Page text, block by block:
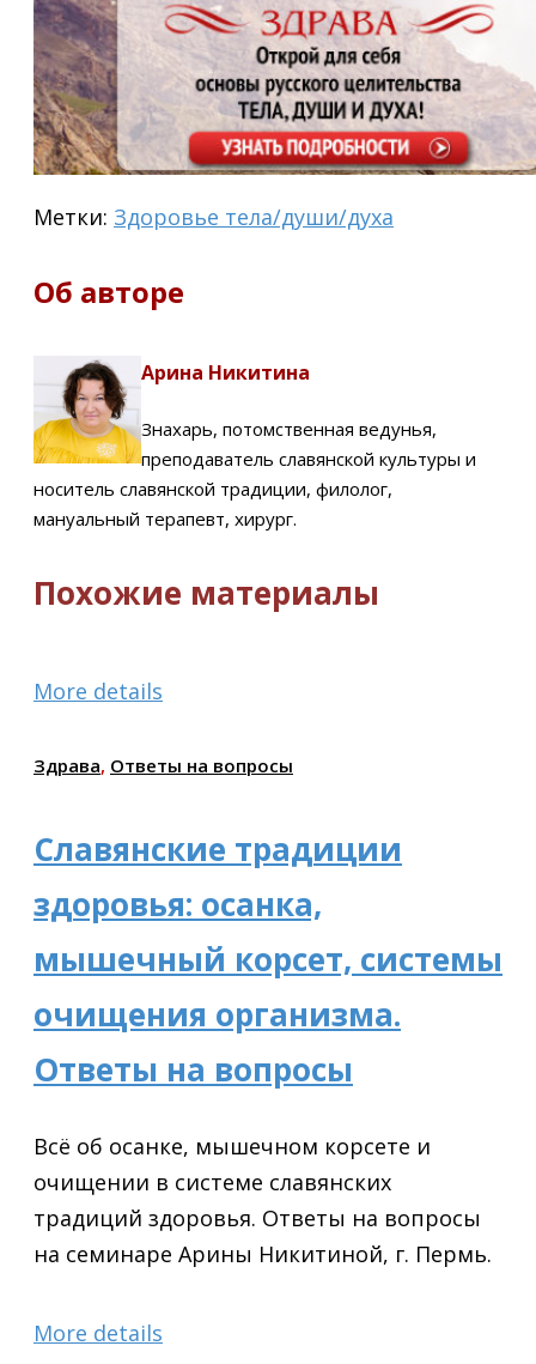
Метки: Здоровье тела/души/духа
Об авторе
Арина Никитина
Знахарь, потомственная ведунья,
преподаватель славянской культуры и
носитель славянской традиции, филолог,
мануальный терапевт, хирург.
Похожие материалы
More details
Здрава, Ответы на вопросы
Славянские традиции
здоровья: осанка,
мышечный корсет, системы
очищения организма.
Ответы на вопросы
Всё об осанке, мышечном корсете и
очищении в системе славянских
традиций здоровья. Ответы на вопросы
на семинаре Арины Никитиной, г. Пермь.
More details